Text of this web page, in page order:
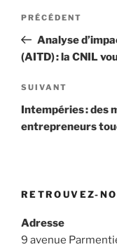
Navigation
l’article
Article
précédent
PRÉCÉDENT
Analyse
(AITD) : la CNIL
Article
suivant
SUIVANT
Intempéries : des
entrepreneurs
RETROUVEZ-
Adresse
9 avenue